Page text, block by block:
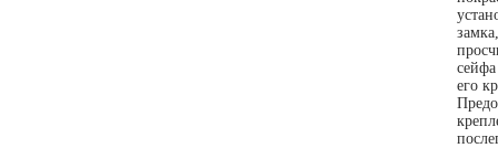
его